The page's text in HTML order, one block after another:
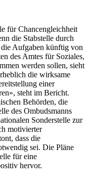
für Chancengleichheit
die Stabstelle durch
Aufgaben künftig von
des Amtes für Soziales,
werden sollen, sieht
die wirksame
einer
steht im Bericht.
Behörden, die
des Ombudsmanns
Sonderstelle zur
motivierter
dass die
sei. Die Pläne
für eine
hervor.